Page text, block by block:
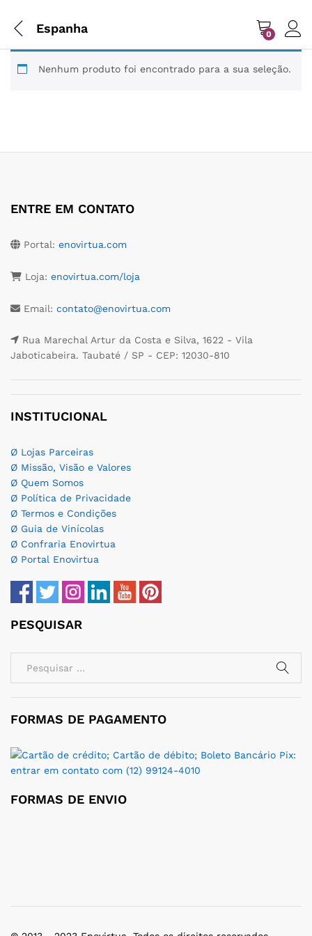
Espanha 0
Nenhum produto foi encontrado para a sua seleção.
ENTRE EM CONTATO
Portal: enovirtua.com
Loja: enovirtua.com/loja
Email: contato@enovirtua.com
Rua Marechal Artur da Costa e Silva, 1622 - Vila
Jaboticabeira. Taubaté / SP - CEP: 12030-810
INSTITUCIONAL
Ø Lojas Parceiras
Ø Missão, Visão e Valores
Ø Quem Somos
Ø Política de Privacidade
Ø Termos e Condições
Ø Guia de Vinícolas
Ø Confraria Enovirtua
Ø Portal Enovirtua
PESQUISAR
FORMAS DE PAGAMENTO
FORMAS DE ENVIO